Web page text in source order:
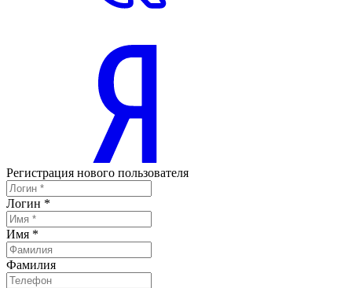
Регистрация нового пользователя
Логин *
Имя *
Фамилия